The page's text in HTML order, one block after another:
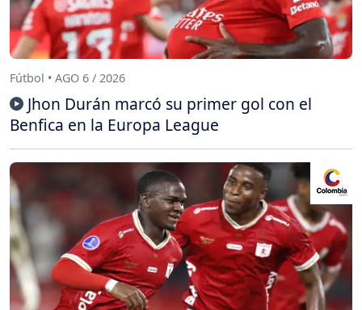
Fútbol • AGO 6 / 2026
Jhon Durán marcó su primer gol con el
Benfica en la Europa League